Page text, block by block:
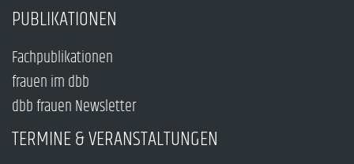
PUBLIKATIONEN
Fachpublikationen
frauen im dbb
dbb frauen Newsletter
TERMINE & VERANSTALTUNGEN